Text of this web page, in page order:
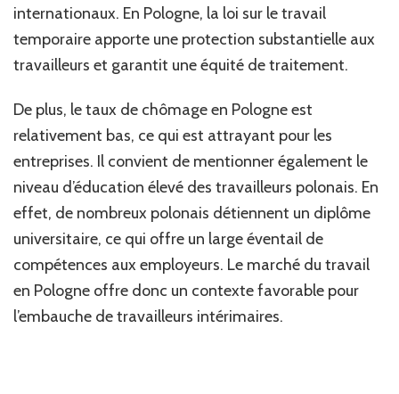
internationaux. En Pologne, la loi sur le travail
temporaire apporte une protection substantielle aux
travailleurs et garantit une équité de traitement.
De plus, le taux de chômage en Pologne est
relativement bas, ce qui est attrayant pour les
entreprises. Il convient de mentionner également le
niveau d’éducation élevé des travailleurs polonais. En
effet, de nombreux polonais détiennent un diplôme
universitaire, ce qui offre un large éventail de
compétences aux employeurs. Le marché du travail
en Pologne offre donc un contexte favorable pour
l’embauche de travailleurs intérimaires.